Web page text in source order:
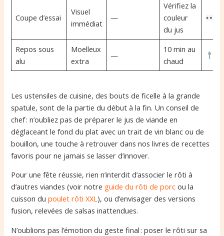
Coupe d’essai
Visuel
immédiat
—
Vérifiez la
couleur
du jus
Repos sous
alu
Moelleux
extra
—
10 min au
chaud
Les ustensiles de cuisine, des bouts de ficelle à la grande
spatule, sont de la partie du début à la fin. Un conseil de
chef : n’oubliez pas de préparer le jus de viande en
déglaceant le fond du plat avec un trait de vin blanc ou de
bouillon, une touche à retrouver dans nos livres de recettes
favoris pour ne jamais se lasser d’innover.
Pour une fête réussie, rien n’interdit d’associer le rôti à
d’autres viandes (voir notre guide du rôti de porc ou la
cuisson dupoulet rôti XXL), ou d’envisager des versions
fusion, relevées de salsas inattendues.
N’oublions pas l’émotion du geste final : poser le rôti sur sa